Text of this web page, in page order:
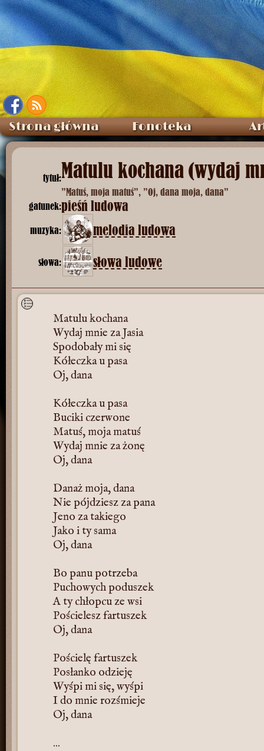
Strona główna Fonoteka
tytuł:Matulu kochana (wydaj
”Matuś, moja matuś”, ”Oj, dana moja, dana”
gatunek:pieśń ludowa
muzyka: melodia ludowa
słowa: słowa ludowe
Matulu kochana
Wydaj mnie za Jasia
Spodobały mi się
Kółeczka u pasa
Oj, dana
Kółeczka u pasa
Buciki czerwone
Matuś, moja matuś
Wydaj mnie za żonę
Oj, dana
Danaż moja, dana
Nie pójdziesz za pana
Jeno za takiego
Jako i ty sama
Oj, dana
Bo panu potrzeba
Puchowych poduszek
A ty chłopcu ze wsi
Pościelesz fartuszek
Oj, dana
Pościelę fartuszek
Posłanko odzieję
Wyśpi mi się, wyśpi
I do mnie rozśmieje
Oj, dana
...